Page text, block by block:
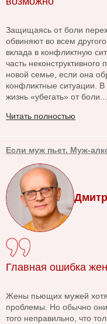
Защищаясь от боли
обвиняют во всем
вклада в конфликтную
часть
новой семье, если она
конфликтные ситуации.
жизнь «убегать» от боли...
Читать полностью
Если муж пьет. Муж-
Главная ошибка
Жены пьющих мужей
проблемы. Но обычно
того неправильно, что